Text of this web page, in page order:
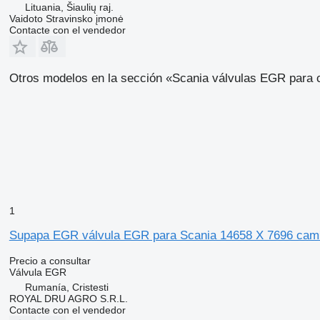
Lituania, Šiaulių raj.
Vaidoto Stravinsko įmonė
Contacte con el vendedor
Otros modelos en la sección «Scania válvulas EGR para
1
Supapa EGR válvula EGR para Scania 14658 X 7696
Precio a consultar
Válvula EGR
Rumanía, Cristesti
ROYAL DRU AGRO S.R.L.
Contacte con el vendedor